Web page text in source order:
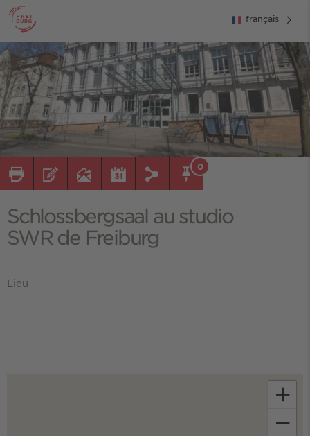
français
0
Schlossbergsaal au studio
SWR de Freiburg
Lieu
+
−